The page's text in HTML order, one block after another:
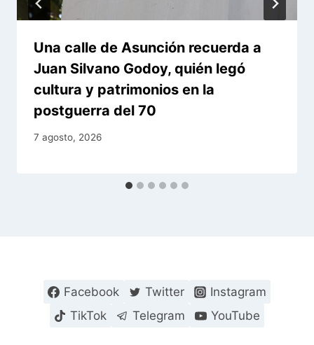
Una calle de Asunción recuerda a
Juan Silvano Godoy, quién legó
cultura y patrimonios en la
postguerra del 70
7 agosto, 2026
Facebook Twitter
Instagram
TikTok
Telegram YouTube